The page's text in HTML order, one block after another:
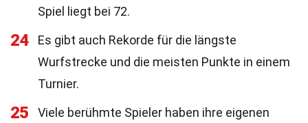
Spiel liegt bei 72.
24
Es gibt auch Rekorde für die längste
Wurfstrecke und die meisten Punkte in einem
Turnier.
25
Viele berühmte Spieler haben ihre eigenen